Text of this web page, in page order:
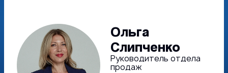
Ольга
Слипченко
Руководитель отдела
продаж